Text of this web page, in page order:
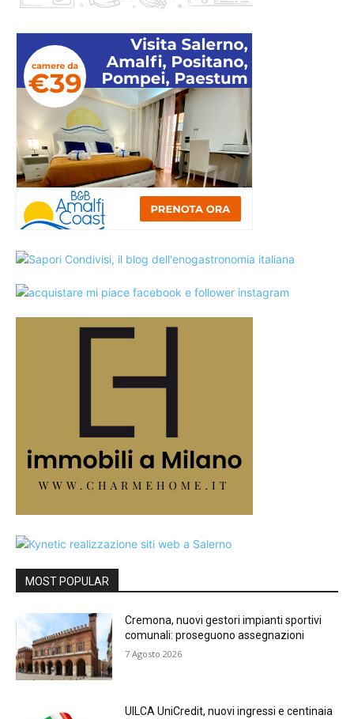
MOST POPULAR
Cremona, nuovi gestori impianti sportivi
comunali: proseguono assegnazioni
7 Agosto 2026
UILCA UniCredit, nuovi ingressi e centinaia